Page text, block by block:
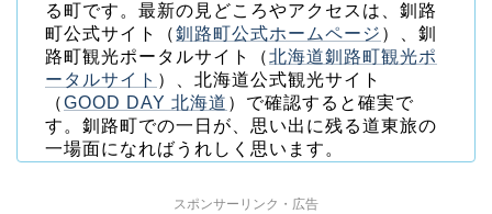
る町です。最新の見どころやアクセスは、釧路
町公式サイト（釧路町公式ホームページ ）、釧
路町観光ポータルサイト（北海道釧路町観光ポ
ータルサイト ）、北海道公式観光サイト
（GOOD DAY 北海道 ）で確認すると確実で
す。釧路町での一日が、思い出に残る道東旅の
一場面になればうれしく思います。
スポンサーリンク・広告